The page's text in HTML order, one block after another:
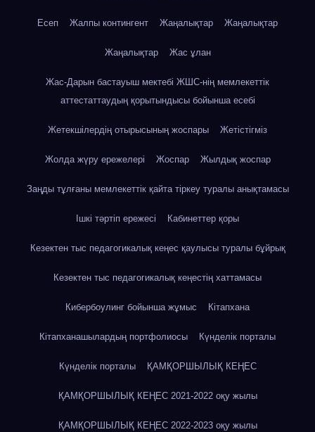
Есеп Жалпы контингент Жаңалықтар Жаңалықтар
Жаңалықтар Жас ұлан
Жас-Дарын бастауыш мектебі ЖШС-нің мемлекеттік
аттестаттаудың қорытындысы бойынша есебі
Жетекшілердің отырысының жоспары Жетістігміз
Жолда жүру ережелері Жоспар Жылдық жоспар
Заңды тұлғаны мемлекеттік қайта тіркеу туралы анықтамасы
Ішкі тәртіп ережесі Кабинеттер қоры
Кезектен тыс педагогикалық кеңес қаулысы туралы бұйрық
Кезектен тыс педагогикалық кеңестің хаттамасы
Кибербоулинг бойынша жұмыс Кітапхана
Кітапханашылардың портфолиосы Күнделік порталы
Күнделік порталы ҚАМҚОРШЫЛЫҚ КЕҢЕС
ҚАМҚОРШЫЛЫҚ КЕҢЕС 2021-2022 оқу жылы
ҚАМҚОРШЫЛЫҚ КЕҢЕС 2022-2023 оқу жылы